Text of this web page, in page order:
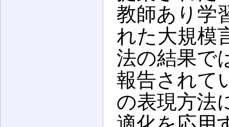
教師あり学
れた大規模
法の結果で
報告されて
の表現方法